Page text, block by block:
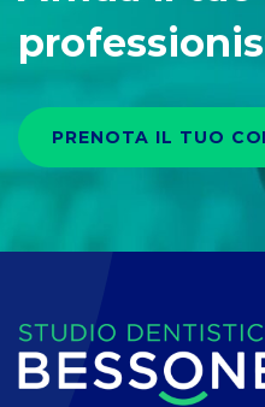
PRENOTA IL TUO